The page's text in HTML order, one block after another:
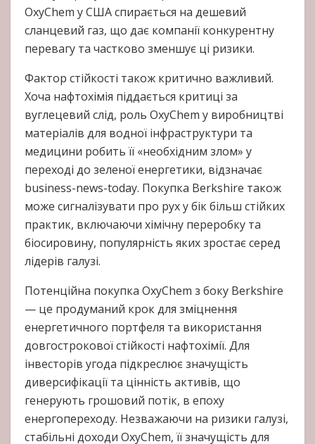
OxyChem у США спирається на дешевий
сланцевий газ, що дає компанії конкурентну
перевагу та частково зменшує ці ризики.
Фактор стійкості також критично важливий.
Хоча нафтохімія піддається критиці за
вуглецевий слід, роль OxyChem у виробництві
матеріалів для водної інфраструктури та
медицини робить її «необхідним злом» у
переході до зеленої енергетики, відзначає
business-news-today. Покупка Berkshire також
може сигналізувати про рух у бік більш стійких
практик, включаючи хімічну переробку та
біосировину, популярність яких зростає серед
лідерів галузі.
Потенційна покупка OxyChem з боку Berkshire
— це продуманий крок для зміцнення
енергетичного портфеля та використання
довгострокової стійкості нафтохімії. Для
інвесторів угода підкреслює значущість
диверсифікації та цінність активів, що
генерують грошовий потік, в епоху
енергопереходу. Незважаючи на ризики галузі,
стабільні доходи OxyChem, її значущість для